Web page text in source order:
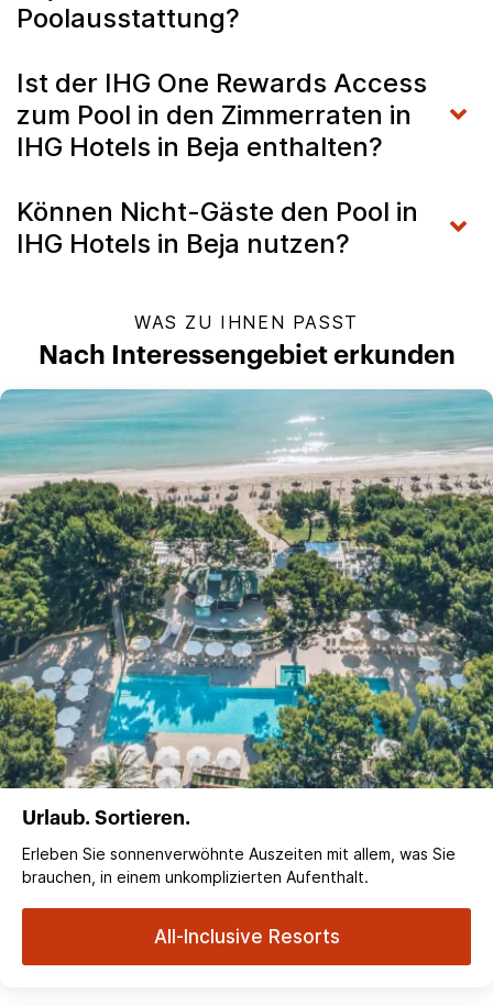
Poolausstattung?
Ist der IHG One Rewards Access
zum Pool in den Zimmerraten in
IHG Hotels in Beja enthalten?
Können Nicht-Gäste den Pool in
IHG Hotels in Beja nutzen?
WAS ZU IHNEN PASST
Nach Interessengebiet erkunden
Urlaub. Sortieren.
Erleben Sie sonnenverwöhnte Auszeiten mit allem, was Sie
brauchen, in einem unkomplizierten Aufenthalt.
All-Inclusive Resorts